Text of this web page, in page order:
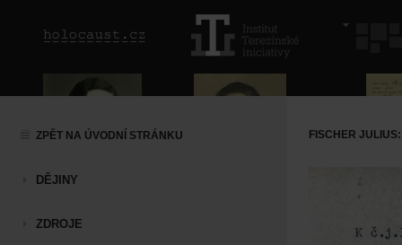
ZPĚT NA ÚVODNÍ STRÁNKU
DĚJINY
ZDROJE
FISCHER